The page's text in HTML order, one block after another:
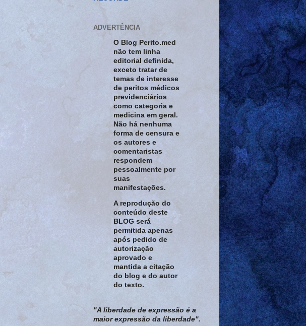
ADVERTÊNCIA
O Blog Perito.med
não tem linha
editorial definida,
exceto tratar de
temas de interesse
de peritos médicos
previdenciários
como categoria e
medicina em geral.
Não há nenhuma
forma de censura e
os autores e
comentaristas
respondem
pessoalmente por
suas
manifestações.
A reprodução do
conteúdo deste
BLOG será
permitida apenas
após pedido de
autorização
aprovado e
mantida a citação
do blog e do autor
do texto.
"A liberdade de expressão é a
maior expressão da liberdade".